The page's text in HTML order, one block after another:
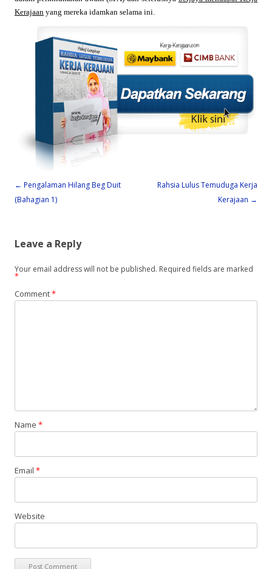
Kerajaan yang mereka idamkan selama ini.
Post navigation
← Pengalaman Hilang Beg Duit
(Bahagian 1)
Rahsia Lulus Temuduga Kerja
Kerajaan →
Leave a Reply
Your email address will not be published. Required fields are marked
*
Comment*
Name *
Email *
Website